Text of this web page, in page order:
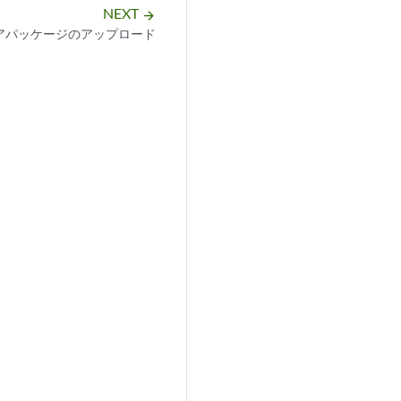
NEXT arrow_forward
パッケージのアップロード